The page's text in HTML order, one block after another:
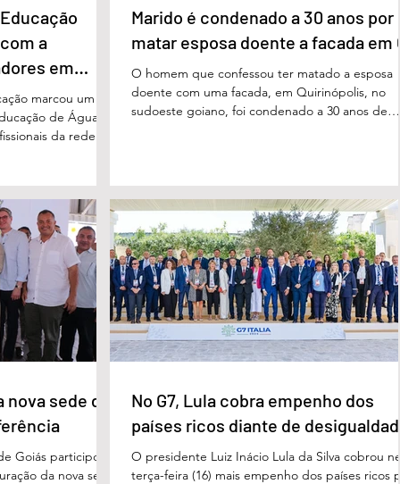
a
em
marcou um
de Águas
da rede
das futuras
municipal
destacou que o
aos
um
Marido é condenado a 30 anos por
matar esposa doente a facada em
O homem que confessou ter matado a esposa
doente com uma facada, em Quirinópolis, no
sudoeste goiano, foi condenado a 30 anos de
Acidente Vascular Cerebral (AVC) e estava em
condição de fragilidade física. De acordo com o
processo, Cléria foi morta com um único golpe
faca no pescoço, enquanto estava no quarto
repousando, desferido pelo
sede da
Goiás participou,
da nova sede
No G7, Lula cobra empenho dos
países ricos diante de
O presidente Luiz Inácio Lula da Silva cobrou
terça-feira (16) mais empenho dos países ricos